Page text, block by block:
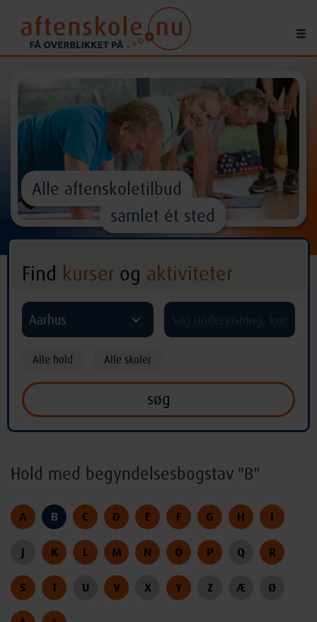
Alle aftenskoletilbud
samlet ét sted
Find kurser og aktiviteter
Aarhus ^
Alle hold Alle skoler
Hold med begyndelsesbogstav "B"
A B C D E F G H I
J K L M N O P Q R
S T U V X Y Z Æ Ø